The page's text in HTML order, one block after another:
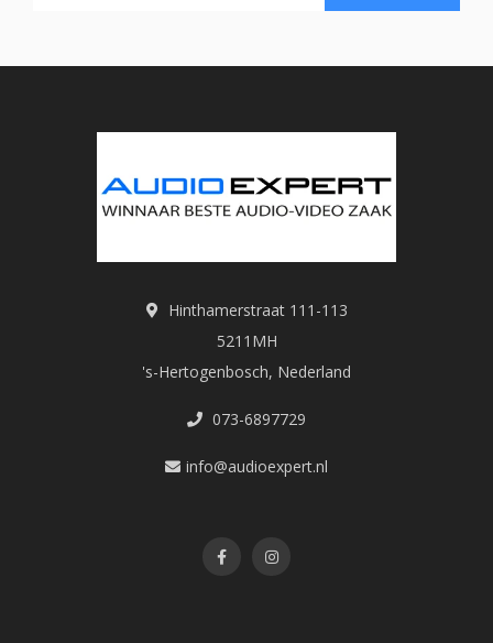
Hinthamerstraat 111-113
5211MH
's-Hertogenbosch, Nederland
073-6897729
info@audioexpert.nl